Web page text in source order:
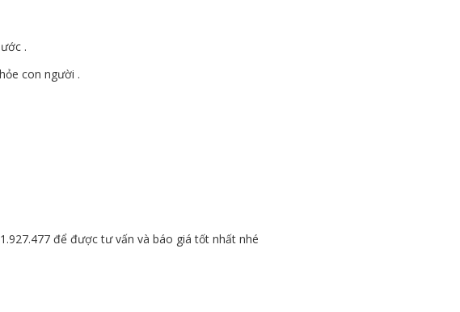
.
con người .
để được tư vấn và báo giá tốt nhất nhé